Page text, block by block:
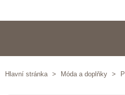
Hlavní stránka > Móda a doplňky >